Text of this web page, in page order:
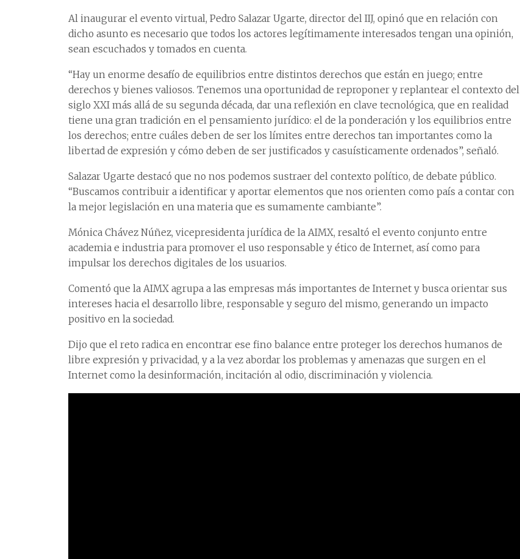
Al inaugurar el evento virtual, Pedro Salazar Ugarte, director del IIJ, opinó que en relación con
dicho asunto es necesario que todos los actores legítimamente interesados tengan una opinión,
sean escuchados y tomados en cuenta.
“Hay un enorme desafío de equilibrios entre distintos derechos que están en juego; entre
derechos y bienes valiosos. Tenemos una oportunidad de reproponer y replantear el contexto del
siglo XXI más allá de su segunda década, dar una reflexión en clave tecnológica, que en realidad
tiene una gran tradición en el pensamiento jurídico: el de la ponderación y los equilibrios entre
los derechos; entre cuáles deben de ser los límites entre derechos tan importantes como la
libertad de expresión y cómo deben de ser justificados y casuísticamente ordenados”, señaló.
Salazar Ugarte destacó que no nos podemos sustraer del contexto político, de debate público.
“Buscamos contribuir a identificar y aportar elementos que nos orienten como país a contar con
la mejor legislación en una materia que es sumamente cambiante”.
Mónica Chávez Núñez, vicepresidenta jurídica de la AIMX, resaltó el evento conjunto entre
academia e industria para promover el uso responsable y ético de Internet, así como para
impulsar los derechos digitales de los usuarios.
Comentó que la AIMX agrupa a las empresas más importantes de Internet y busca orientar sus
intereses hacia el desarrollo libre, responsable y seguro del mismo, generando un impacto
positivo en la sociedad.
Dijo que el reto radica en encontrar ese fino balance entre proteger los derechos humanos de
libre expresión y privacidad, y a la vez abordar los problemas y amenazas que surgen en el
Internet como la desinformación, incitación al odio, discriminación y violencia.